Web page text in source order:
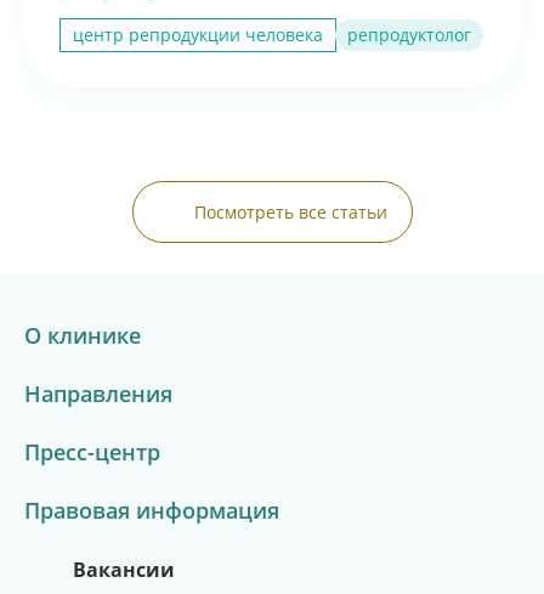
К НАМ В MAX
Новости из жизни клиники
Перейти в канал
центр репродукции человека репродуктолог
Посмотреть все статьи
О клинике
Направления
Пресс-центр
Правовая информация
Вакансии